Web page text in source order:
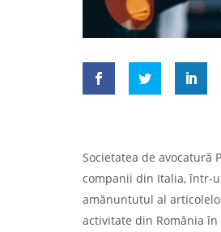
Societatea de avocatură
companii din Italia, într-
amănuntutul al
activitate din România